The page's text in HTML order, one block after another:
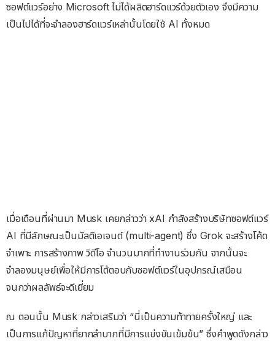
ซอฟต์แวร์อย่าง Microsoft ไม่ได้ผลิตฮาร์ดแวร์ด้วยตัวเอง จึงมีความ
เป็นไปได้ที่จะจำลองฮาร์ดแวร์เหล่านั้นโดยใช้ AI ทั้งหมด
เมื่อเดือนที่ผ่านมา Musk เคยกล่าวว่า xAI กำลังสร้างบริษัทซอฟต์แวร์
AI ที่มีลักษณะเป็นมัลติเอเจนต์ (multi-agent) ซึ่ง Grok จะสร้างโค้ด
จำเพาะ การสร้างภาพ วิดีโอ จำนวนมากที่ทำงานร่วมกัน จากนั้นจะ
จำลองมนุษย์เพื่อให้มีการโต้ตอบกับซอฟต์แวร์ในอุปกรณ์เสมือน
จนกว่าผลลัพธ์จะดีเยี่ยม
ณ ตอนนั้น Musk กล่าวเสริมว่า “นี่เป็นความท้าทายครั้งใหญ่ และ
เป็นการแก้ปัญหาที่ยากลำบากที่มีการแข่งขันเข้มข้น” ซึ่งคำพูดดังกล่าว